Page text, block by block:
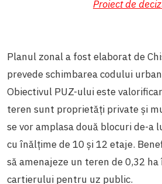
Proiect de
Planul zonal a fost elaborat de
prevede schimbarea codului
Obiectivul PUZ-ului este
teren sunt proprietăți private și
se vor amplasa două blocuri de-a
cu înălțime de 10 și 12 etaje.
să amenajeze un teren de 0,32
cartierului pentru uz public.